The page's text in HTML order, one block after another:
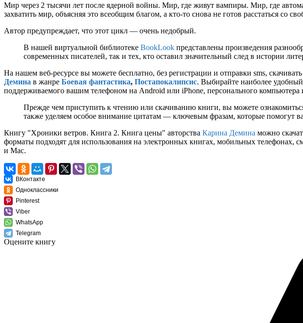
Мир через 2 тысячи лет после ядерной войны. Мир, где живут вампиры. Мир, где
захватить мир, объясняя это всеобщим благом, а кто-то снова не готов расстаться со
Автор предупреждает, что этот цикл — очень недобрый.
В нашей виртуальной библиотеке BookLook представлены произведения
современных писателей, так и тех, кто оставил значительный след в истории
На нашем веб-ресурсе вы можете бесплатно, без регистрации и отправки sms,
Демина в жанре Боевая фантастика, Постапокалипсис. Выбирайте наиболее
поддерживаемого вашим телефоном на Android или iPhone, персонального
Прежде чем приступить к чтению или скачиванию книги, вы можете
также уделяем особое внимание цитатам — ключевым фразам, которые помогут
Книгу "Хроники ветров. Книга 2. Книга цены" авторства Карина Демина можно
форматы подходят для использования на электронных книгах, мобильных
и Mac.
ВКонтакте
Одноклассники
Pinterest
Viber
WhatsApp
Telegram
Оцените книгу